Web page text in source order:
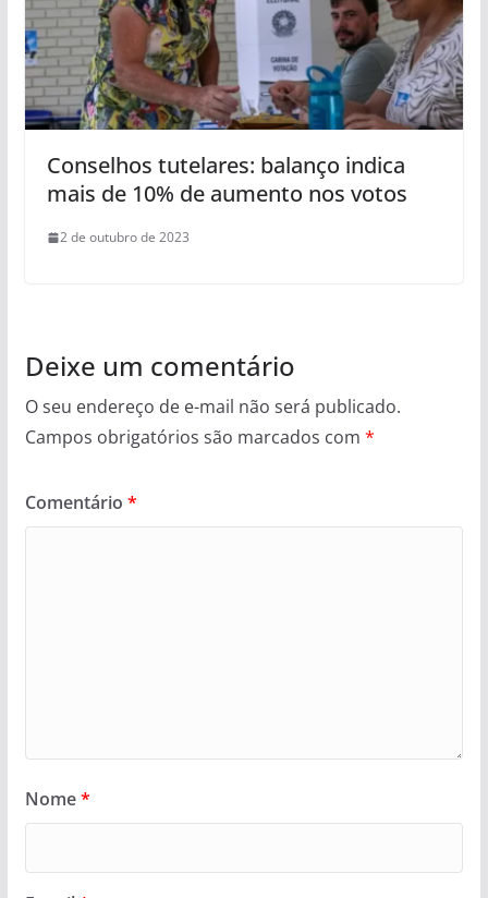
Conselhos tutelares: balanço indica
mais de 10% de aumento nos votos
2 de outubro de 2023
Deixe um comentário
O seu endereço de e-mail não será publicado.
Campos obrigatórios são marcados com *
Comentário *
Nome*